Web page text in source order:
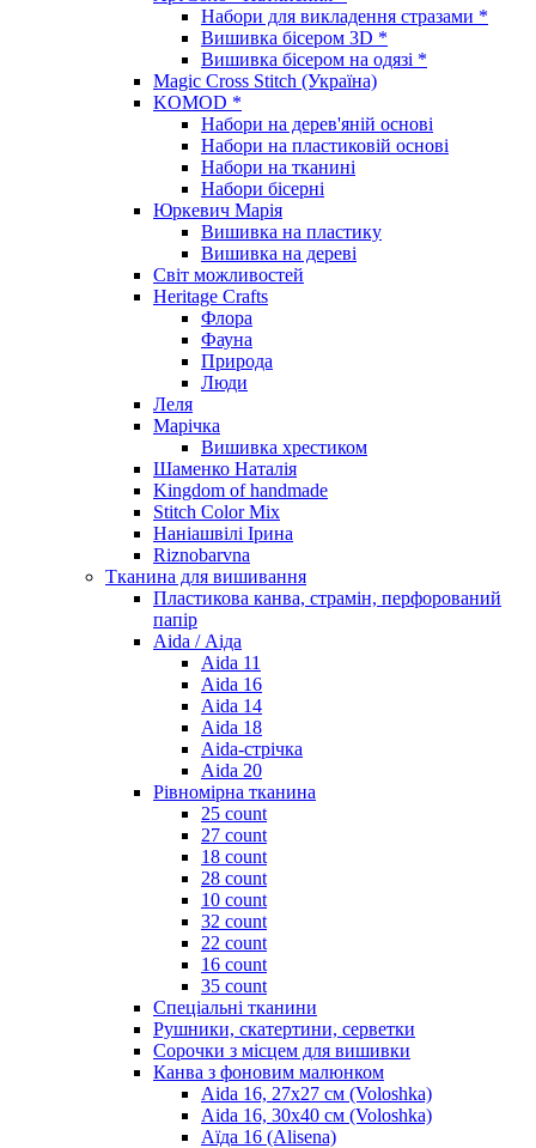
Набори для викладення стразами *
Вишивка бісером 3D *
Вишивка бісером на одязі *
Magic Cross Stitch (Україна)
KOMOD *
Набори на дерев'яній основі
Набори на пластиковій основі
Набори на тканині
Набори бісерні
Юркевич Марія
Вишивка на пластику
Вишивка на дереві
Світ можливостей
Heritage Crafts
Флора
Фауна
Природа
Люди
Леля
Марічка
Вишивка хрестиком
Шаменко Наталія
Kingdom of handmade
Stitch Color Mix
Наніашвілі Ірина
Riznobarvna
Тканина для вишивання
Пластикова канва, страмін, перфорований
папір
Aida / Аіда
Aida 11
Aida 16
Aida 14
Aida 18
Aida-стрічка
Aida 20
Рівномірна тканина
25 count
27 count
18 count
28 count
10 count
32 count
22 count
16 count
35 count
Спеціальні тканини
Рушники, скатертини, серветки
Сорочки з місцем для вишивки
Канва з фоновим малюнком
Aida 16, 27х27 см (Voloshka)
Aida 16, 30х40 см (Voloshka)
Аїда 16 (Alisena)